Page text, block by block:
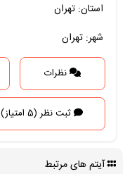
استان: تهران
شهر: تهران
نظرات
ثبت نظر (5 امتیاز)
آیتم های مرتبط